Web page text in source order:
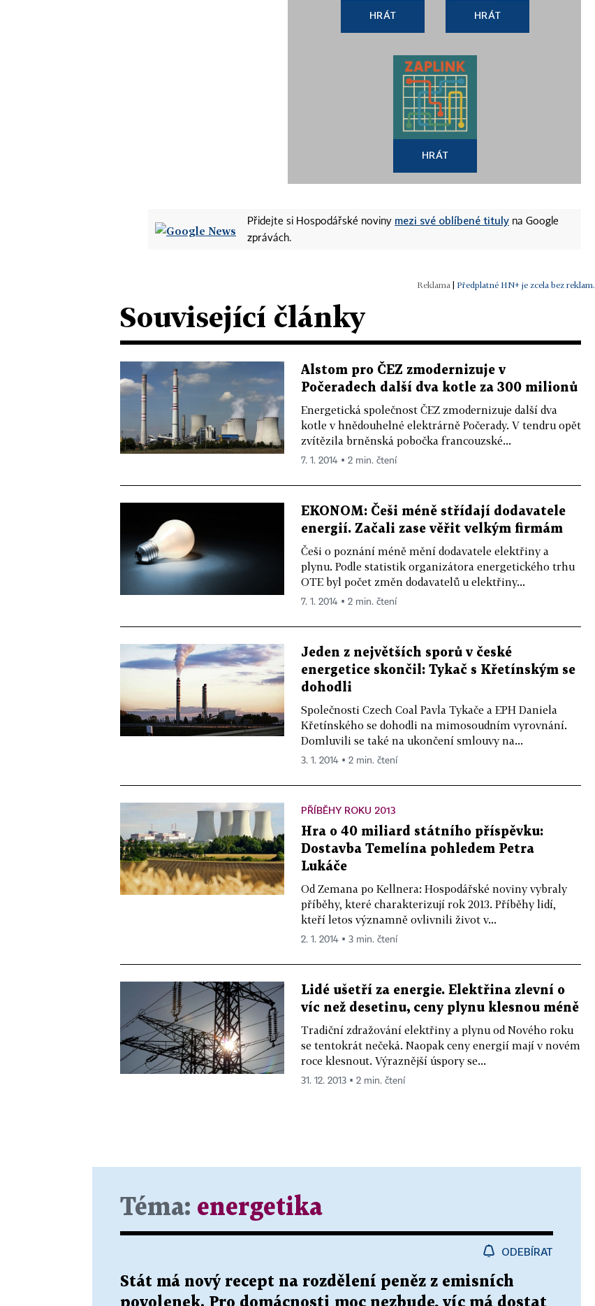
HRÁT HRÁT
HRÁT
Přidejte si Hospodářské noviny mezi své oblíbené tituly na Google
zprávách.
| Předplatné HN+ je zcela bez reklam.
Související články
Alstom pro ČEZ zmodernizuje v
Počeradech další dva kotle za 300 milionů
Energetická společnost ČEZ zmodernizuje další dva
kotle v hnědouhelné elektrárně Počerady. V tendru opět
zvítězila brněnská pobočka francouzské...
7. 1. 2014 ▪ 2 min. čtení
EKONOM: Češi méně střídají dodavatele
energií. Začali zase věřit velkým firmám
Češi o poznání méně mění dodavatele elektřiny a
plynu. Podle statistik organizátora energetického trhu
OTE byl počet změn dodavatelů u elektřiny...
7. 1. 2014 ▪ 2 min. čtení
Jeden z největších sporů v české
energetice skončil: Tykač s Křetínským se
dohodli
Společnosti Czech Coal Pavla Tykače a EPH Daniela
Křetínského se dohodli na mimosoudním vyrovnání.
Domluvili se také na ukončení smlouvy na...
3. 1. 2014 ▪ 2 min. čtení
PŘÍBĚHY ROKU 2013
Hra o 40 miliard státního příspěvku:
Dostavba Temelína pohledem Petra
Lukáče
Od Zemana po Kellnera: Hospodářské noviny vybraly
příběhy, které charakterizují rok 2013. Příběhy lidí,
kteří letos významně ovlivnili život v...
2. 1. 2014 ▪ 3 min. čtení
Lidé ušetří za energie. Elektřina zlevní o
víc než desetinu, ceny plynu klesnou méně
Tradiční zdražování elektřiny a plynu od Nového roku
se tentokrát nečeká. Naopak ceny energií mají v novém
roce klesnout. Výraznější úspory se...
31. 12. 2013 ▪ 2 min. čtení
Téma: energetika
ODEBÍRAT
Stát má nový recept na rozdělení peněz z emisních
povolenek. Pro domácnosti moc nezbude, víc má dostat